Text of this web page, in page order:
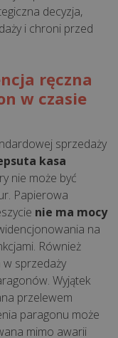
decyzja,
i chroni przed
ręczna
w czasie
sprzedaży
kasa
nie może być
Papierowa
nie ma mocy
na
Również
w sprzedaży
Wyjątek
przelewem
paragonu może
mimo awarii